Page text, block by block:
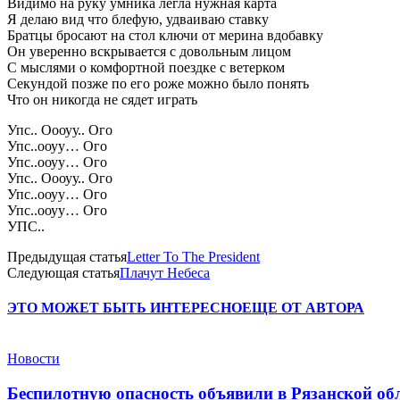
Я делаю вид что блефую, удваиваю ставку
Братцы бросают на стол ключи от мерина вдобавку
Он уверенно вскрывается с довольным лицом
С мыслями о комфортной поездке с ветерком
Секундой позже по его роже можно было понять
Что он никогда не сядет играть
Упс.. Оооуу.. Ого
Упс..ооуу… Ого
Упс..ооуу… Ого
Упс.. Оооуу.. Ого
Упс..ооуу… Ого
Упс..ооуу… Ого
УПС..
Предыдущая статьяLetter To The President
Следующая статьяПлачут Небеса
ЭТО МОЖЕТ БЫТЬ ИНТЕРЕСНОЕЩЕ ОТ АВТОРА
Новости
Беспилотную опасность объявили в Рязанской